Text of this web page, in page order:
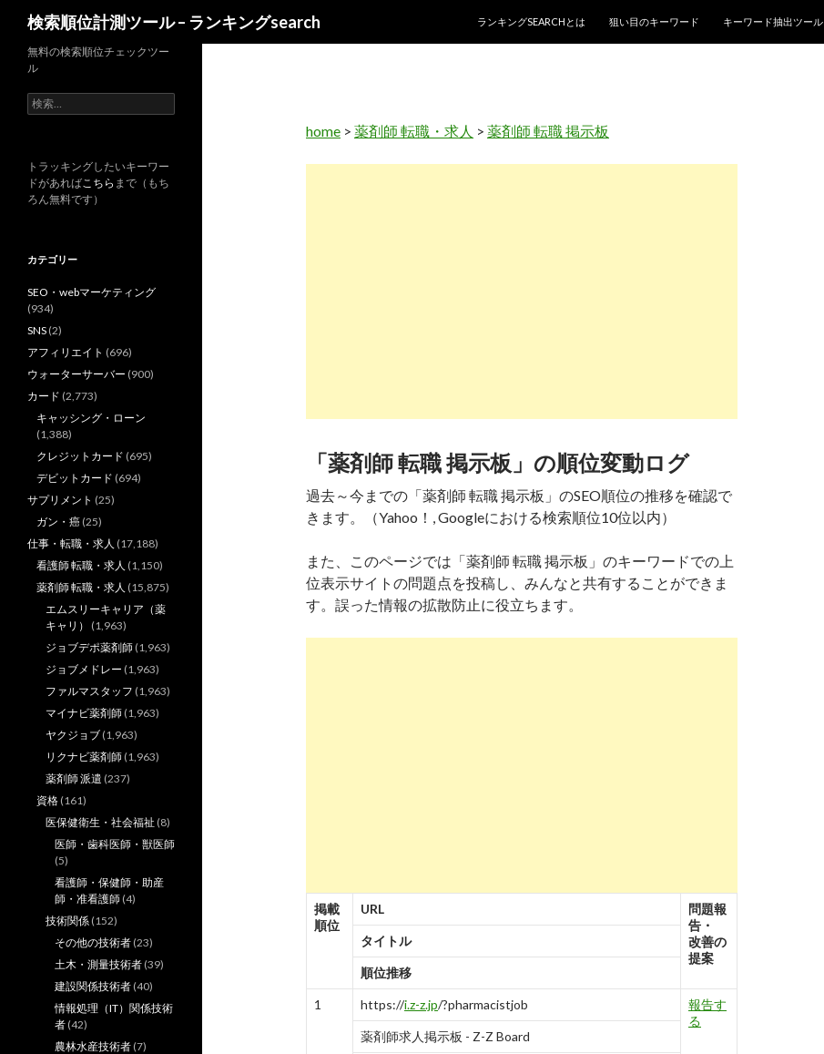
検索順位計測ツール – ランキングsearch
ランキングSEARCHとは
狙い目のキーワード キーワード抽出ツール
home > 薬剤師 転職・求人 > 薬剤師 転職 掲示板
「薬剤師 転職 掲示板」の順位変動ログ
過去～今までの「薬剤師 転職 掲示板」のSEO順位の推移を確認で
きます。（Yahoo！, Googleにおける検索順位10位以内）
また、このページでは「薬剤師 転職 掲示板」のキーワードでの上
位表示サイトの問題点を投稿し、みんなと共有することができま
す。誤った情報の拡散防止に役立ちます。
掲載
順位
URL
問題報
告・
改善の
提案
タイトル
順位推移
1 https://i.z-z.jp/?pharmacistjob
報告す
る
薬剤師求人掲示板 - Z-Z Board
無料の検索順位チェックツー
ル
検
索
トラッキングしたいキーワー
ドがあればこちら まで（もち
ろん無料です）
カテゴリー
SEO・webマーケティング
(934)
SNS (2)
アフィリエイト (696)
ウォーターサーバー (900)
カード (2,773)
キャッシング・ローン
(1,388)
クレジットカード (695)
デビットカード (694)
サプリメント (25)
ガン・癌 (25)
仕事・転職・求人 (17,188)
看護師 転職・求人 (1,150)
薬剤師 転職・求人 (15,875)
エムスリーキャリア（薬
キャリ）
(1,963)
ジョブデポ薬剤師 (1,963)
ジョブメドレー (1,963)
ファルマスタッフ (1,963)
マイナビ薬剤師 (1,963)
ヤクジョブ (1,963)
リクナビ薬剤師 (1,963)
薬剤師 派遣 (237)
資格 (161)
医保健衛生・社会福祉 (8)
医師・歯科医師・獣医師
(5)
看護師・保健師・助産
師・准看護師 (4)
技術関係 (152)
その他の技術者 (23)
土木・測量技術者 (39)
建設関係技術者 (40)
情報処理（IT）関係技術
者 (42)
農林水産技術者 (7)